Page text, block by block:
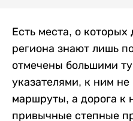
Есть места, о
региона знают лишь
отмечены большими
указателями, к ним
маршруты, а дорога к
привычные степные